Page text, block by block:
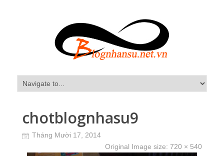
chotblognhasu9
Tháng Mười 17, 2014
Original Image size: 720 × 540